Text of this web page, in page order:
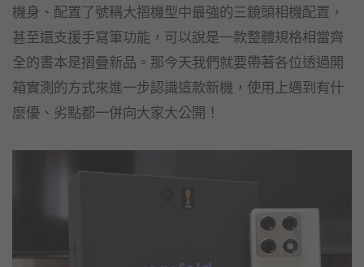
機身、配置了號稱大摺機型中最強的三鏡頭相機配置，
甚至還支援手寫筆功能，可以說是一款整體規格相當齊
全的書本是摺疊新品。那今天我們就要帶著各位透過開
箱實測的方式來進一步認識這款新機，使用上遇到有什
麼優、劣點都一併向大家大公開！